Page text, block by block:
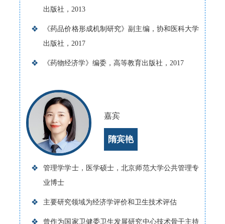
出版社，2013
❖
《药品价格形成机制研究》副主编，协和医科大学
出版社，2017
❖ 《药物经济学》编委，高等教育出版社，2017
嘉宾
隋宾艳
❖
管理学学士，医学硕士，北京师范大学公共管理专
业博士
❖ 主要研究领域为经济学评价和卫生技术评估
❖
曾作为国家卫健委卫生发展研究中心技术骨干主持